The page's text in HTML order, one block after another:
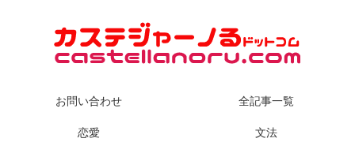
お問い合わせ 全記事一覧
恋愛 文法